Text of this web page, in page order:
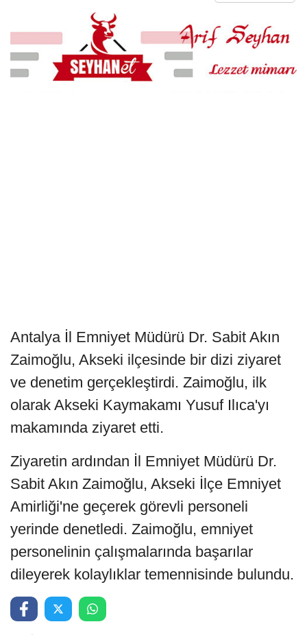
Antalya İl Emniyet Müdürü Dr. Sabit Akın
Zaimoğlu, Akseki ilçesinde bir dizi ziyaret
ve denetim gerçekleştirdi. Zaimoğlu, ilk
olarak Akseki Kaymakamı Yusuf Ilıca'yı
makamında ziyaret etti.
Ziyaretin ardından İl Emniyet Müdürü Dr.
Sabit Akın Zaimoğlu, Akseki İlçe Emniyet
Amirliği'ne geçerek görevli personeli
yerinde denetledi. Zaimoğlu, emniyet
personelinin çalışmalarında başarılar
dileyerek kolaylıklar temennisinde bulundu.